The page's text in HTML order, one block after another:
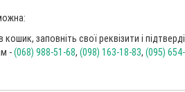
заповніть свої реквізити і
-(068) 988-51-68, (098) 163-18-83, (095)